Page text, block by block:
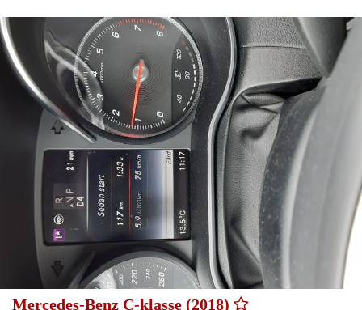
Mercedes-Benz C-klasse (2018)